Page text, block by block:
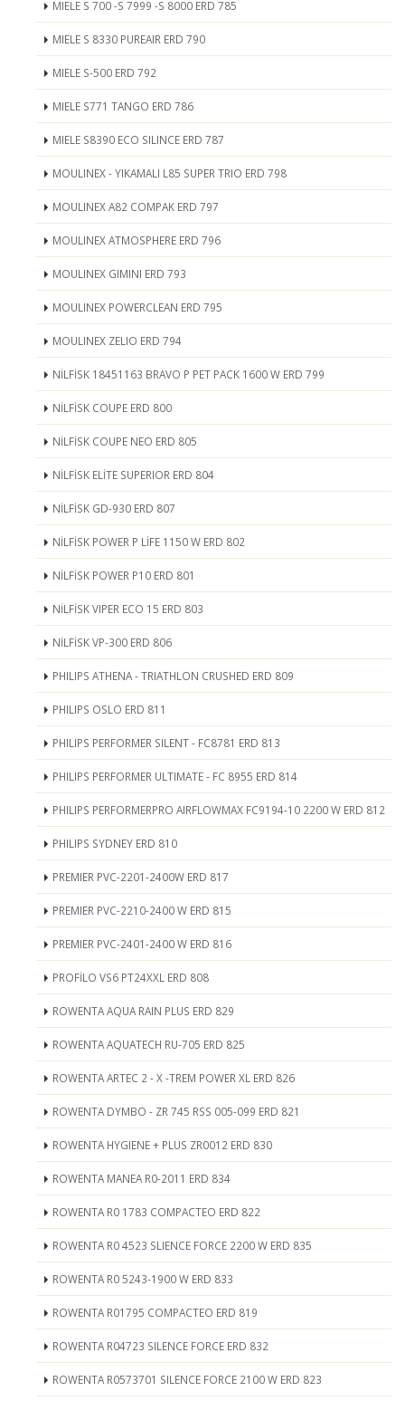
MIELE S 700 -S 7999 -S 8000 ERD 785
MIELE S 8330 PUREAIR ERD 790
MIELE S-500 ERD 792
MIELE S771 TANGO ERD 786
MIELE S8390 ECO SILINCE ERD 787
MOULINEX - YIKAMALI L85 SUPER TRIO ERD 798
MOULINEX A82 COMPAK ERD 797
MOULINEX ATMOSPHERE ERD 796
MOULINEX GIMINI ERD 793
MOULINEX POWERCLEAN ERD 795
MOULINEX ZELIO ERD 794
NİLFİSK 18451163 BRAVO P PET PACK 1600 W ERD 799
NİLFİSK COUPE ERD 800
NİLFİSK COUPE NEO ERD 805
NİLFİSK ELİTE SUPERIOR ERD 804
NİLFİSK GD-930 ERD 807
NİLFİSK POWER P LİFE 1150 W ERD 802
NİLFİSK POWER P10 ERD 801
NİLFİSK VIPER ECO 15 ERD 803
NİLFİSK VP-300 ERD 806
PHILIPS ATHENA - TRIATHLON CRUSHED ERD 809
PHILIPS OSLO ERD 811
PHILIPS PERFORMER SILENT - FC8781 ERD 813
PHILIPS PERFORMER ULTIMATE - FC 8955 ERD 814
PHILIPS PERFORMERPRO AIRFLOWMAX FC9194-10 2200 W ERD 812
PHILIPS SYDNEY ERD 810
PREMIER PVC-2201-2400W ERD 817
PREMIER PVC-2210-2400 W ERD 815
PREMIER PVC-2401-2400 W ERD 816
PROFİLO VS6 PT24XXL ERD 808
ROWENTA AQUA RAIN PLUS ERD 829
ROWENTA AQUATECH RU-705 ERD 825
ROWENTA ARTEC 2 - X -TREM POWER XL ERD 826
ROWENTA DYMBO - ZR 745 RSS 005-099 ERD 821
ROWENTA HYGIENE + PLUS ZR0012 ERD 830
ROWENTA MANEA R0-2011 ERD 834
ROWENTA R0 1783 COMPACTEO ERD 822
ROWENTA R0 4523 SLIENCE FORCE 2200 W ERD 835
ROWENTA R0 5243-1900 W ERD 833
ROWENTA R01795 COMPACTEO ERD 819
ROWENTA R04723 SILENCE FORCE ERD 832
ROWENTA R0573701 SILENCE FORCE 2100 W ERD 823